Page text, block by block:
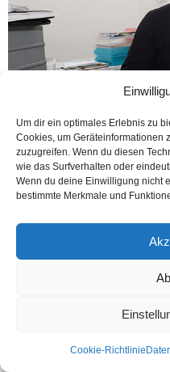
Um dir ein optimales Erlebnis zu
Cookies, um Geräteinformationen
zuzugreifen. Wenn du diesen
wie das Surfverhalten oder
Wenn du deine Einwilligung nicht
bestimmte Merkmale und
Cookie-Richtlinie
BIELEFELD (Öztürk) Sosyal
Örgütlerden solumlu genel başkan
Öztürk’e anlattı. 1977 yılında